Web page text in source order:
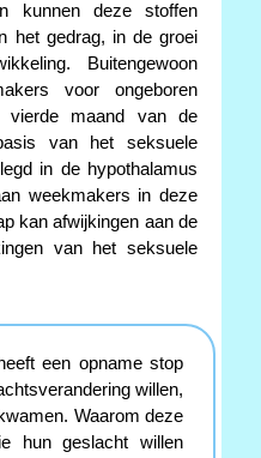
kunnen deze stoffen
het gedrag, in de groei
Buitengewoon
voor ongeboren
maand van de
van het seksuele
in de hypothalamus
weekmakers in deze
kan afwijkingen aan de
van het seksuele
een opname stop
willen,
Waarom deze
hun geslacht willen